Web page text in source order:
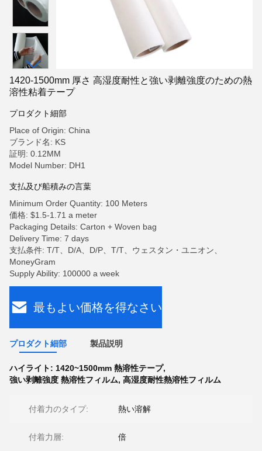
1420-1500mm 厚さ 高湿度耐性と強い剥離強度のための熱
溶性粘着テープ
プロダクト細部
Place of Origin: China
ブランド名: KS
証明: 0.12MM
Model Number: DH1
支払及び船積みの言葉
Minimum Order Quantity: 100 Meters
価格: $1.5-1.71 a meter
Packaging Details: Carton + Woven bag
Delivery Time: 7 days
支払条件: T/T、D/A、D/P、T/T、ウェスタン・ユニオン、
MoneyGram
Supply Ability: 100000 a week
最もよい価格を得なさい
プロダクト細部 製品説明
ハイライト: 1420~1500mm 熱溶性テープ,
強い剥離強度 熱溶性フィルム, 高湿度耐性熱溶性フィルム
付着力のタイプ: 熱い溶解
付着力層: 倍